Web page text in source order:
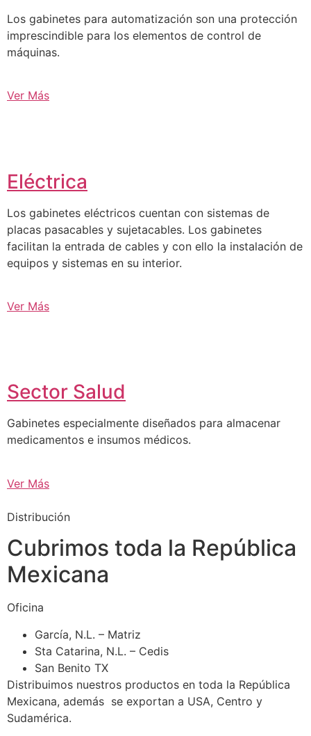
Los gabinetes para automatización son una protección
imprescindible para los elementos de control de
máquinas.
Ver Más
Eléctrica
Los gabinetes eléctricos cuentan con sistemas de
placas pasacables y sujetacables. Los gabinetes
facilitan la entrada de cables y con ello la instalación de
equipos y sistemas en su interior.
Ver Más
Sector Salud
Gabinetes especialmente diseñados para almacenar
medicamentos e insumos médicos.
Ver Más
Distribución
Cubrimos toda la República
Mexicana
Oficina
García, N.L. – Matriz
Sta Catarina, N.L. – Cedis
San Benito TX
Distribuimos nuestros productos en toda la República
Mexicana, además se exportan a USA, Centro y
Sudamérica.